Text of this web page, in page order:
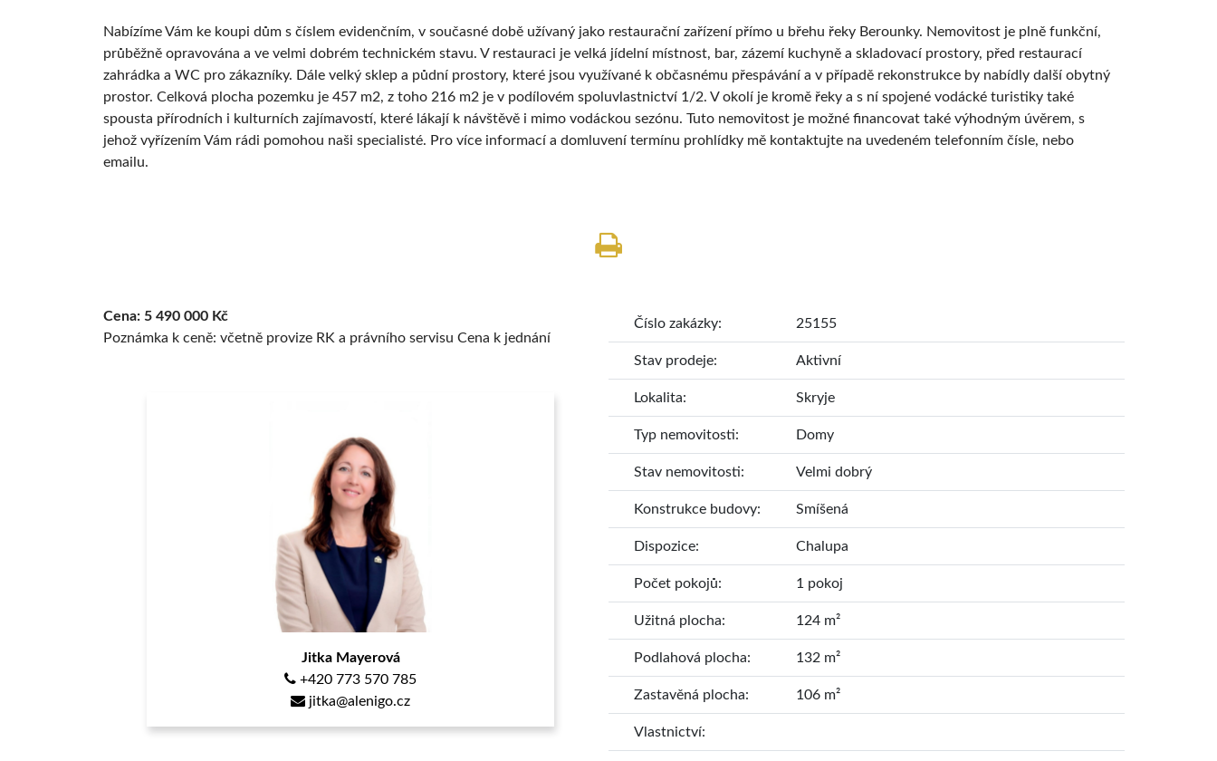
Nabízíme Vám ke koupi dům s číslem evidenčním, v současné době užívaný jako restaurační zařízení přímo u břehu řeky Berounky. Nemovitost je plně funkční,
průběžně opravována a ve velmi dobrém technickém stavu. V restauraci je velká jídelní místnost, bar, zázemí kuchyně a skladovací prostory, před restaurací
zahrádka a WC pro zákazníky. Dále velký sklep a půdní prostory, které jsou využívané k občasnému přespávání a v případě rekonstrukce by nabídly další obytný
prostor. Celková plocha pozemku je 457 m2, z toho 216 m2 je v podílovém spoluvlastnictví 1/2. V okolí je kromě řeky a s ní spojené vodácké turistiky také
spousta přírodních i kulturních zajímavostí, které lákají k návštěvě i mimo vodáckou sezónu. Tuto nemovitost je možné financovat také výhodným úvěrem, s
jehož vyřízením Vám rádi pomohou naši specialisté. Pro více informací a domluvení termínu prohlídky mě kontaktujte na uvedeném telefonním čísle, nebo
emailu.
Cena: 5 490 000 Kč
Poznámka k ceně: včetně provize RK a právního servisu Cena k jednání
Jitka Mayerová
+420 773 570 785
jitka@alenigo.cz
Číslo zakázky: 25155
Stav prodeje: Aktivní
Lokalita: Skryje
Typ nemovitosti: Domy
Stav nemovitosti: Velmi dobrý
Konstrukce budovy: Smíšená
Dispozice: Chalupa
Počet pokojů: 1 pokoj
Užitná plocha: 124 m²
Podlahová plocha: 132 m²
Zastavěná plocha: 106 m²
Podlahová plocha:
Vlastnictví: